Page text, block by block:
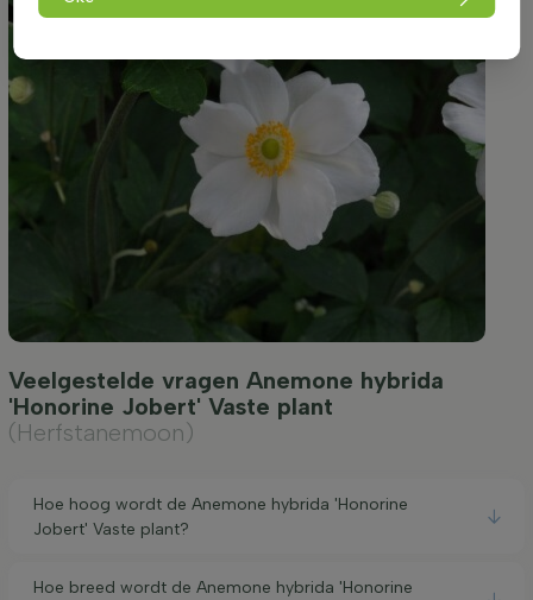
Veelgestelde vragen Anemone hybrida
'Honorine Jobert' Vaste plant
(Herfstanemoon)
Hoe hoog wordt de Anemone hybrida 'Honorine
Jobert' Vaste plant?
Hoe breed wordt de Anemone hybrida 'Honorine